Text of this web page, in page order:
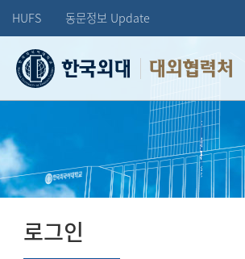
HUFS 동문정보 Update
대외협력처
로그인